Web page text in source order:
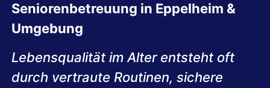
Seniorenbetreuung in Eppelheim &
Umgebung
Lebensqualität im Alter entsteht oft
durch vertraute Routinen, sichere